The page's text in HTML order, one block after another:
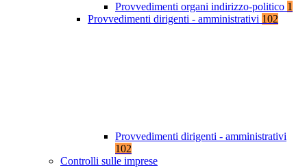
Provvedimenti organi indirizzo-politico 1
Provvedimenti dirigenti - amministrativi 102
Provvedimenti dirigenti - amministrativi
102
Controlli sulle imprese